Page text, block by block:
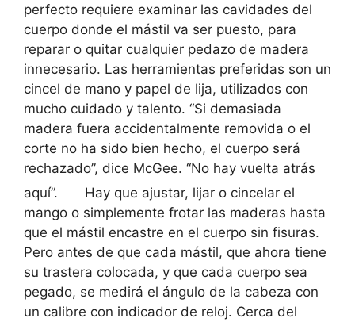
perfecto requiere examinar las cavidades del
cuerpo donde el mástil va ser puesto, para
reparar o quitar cualquier pedazo de madera
innecesario. Las herramientas preferidas son un
cincel de mano y papel de lija, utilizados con
mucho cuidado y talento. “Si demasiada
madera fuera accidentalmente removida o el
corte no ha sido bien hecho, el cuerpo será
rechazado”, dice McGee. “No hay vuelta atrás
aquí”.
Hay que ajustar, lijar o cincelar el
mango o simplemente frotar las maderas hasta
que el mástil encastre en el cuerpo sin fisuras.
Pero antes de que cada mástil, que ahora tiene
su trastera colocada, y que cada cuerpo sea
pegado, se medirá el ángulo de la cabeza con
un calibre con indicador de reloj. Cerca del